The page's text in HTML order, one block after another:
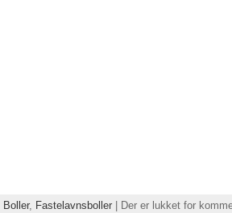
Boller, Fastelavnsboller| Der er lukket for